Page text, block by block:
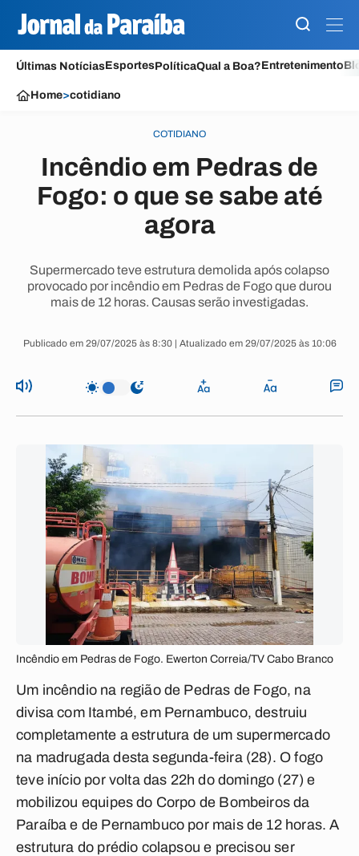
Últimas NotíciasEsportesPolíticaQual a Boa?Entretenimento
Home>cotidiano
COTIDIANO
Incêndio em Pedras de
Fogo: o que se sabe até
agora
Supermercado teve estrutura demolida após colapso
provocado por incêndio em Pedras de Fogo que durou
mais de 12 horas. Causas serão investigadas.
Publicado em 29/07/2025 às 8:30 | Atualizado em 29/07/2025 às 10:06
Incêndio em Pedras de Fogo. Ewerton Correia/TV Cabo Branco
Um incêndio na região de Pedras de Fogo, na
divisa com Itambé, em Pernambuco, destruiu
completamente a estrutura de um supermercado
na madrugada desta segunda-feira (28). O fogo
teve início por volta das 22h do domingo (27) e
mobilizou equipes do Corpo de Bombeiros da
Paraíba e de Pernambuco por mais de 12 horas. A
estrutura do prédio colapsou e precisou ser